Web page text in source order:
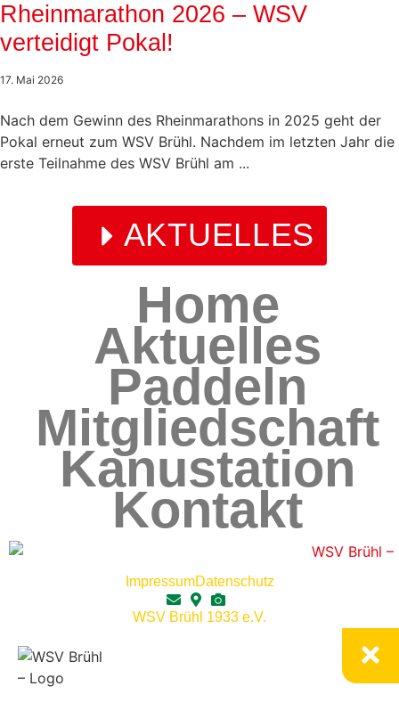
Tourenberichte
Rheinmarathon 2026 – WSV
verteidigt Pokal!
17. Mai 2026
Nach dem Gewinn des Rheinmarathons in 2025 geht der
Pokal erneut zum WSV Brühl. Nachdem im letzten Jahr die
erste Teilnahme des WSV Brühl am ...
AKTUELLES
Home
Aktuelles
Paddeln
Mitgliedschaft
Kanustation
Kontakt
ImpressumDatenschutz
WSV Brühl 1933 e.V.